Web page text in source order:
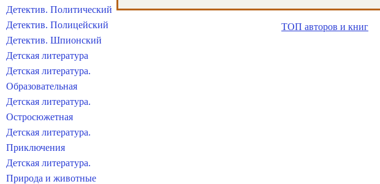
ТОП авторов и книг
Детектив. Политический
Детектив. Полицейский
Детектив. Шпионский
Детская литература
Детская литература.
Образовательная
Детская литература.
Остросюжетная
Детская литература.
Приключения
Детская литература.
Природа и животные